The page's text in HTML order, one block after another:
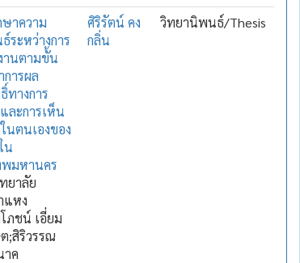
ษาความ
ระหว่างการ
านตามขั้น
ารผล
ทางการ
ละการเห็น
นตนเองของ
น
พมหานคร
ยาลัย
แหง
ภชน์ เอี่ยม
;สิริวรรณ
าค
ศิริรัตน์ คง
กลิ่น
วิทยานิพนธ์/Thesis